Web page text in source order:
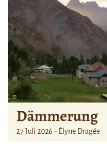
Dämmerung
27 Juli 2026 - Élyne Dragée